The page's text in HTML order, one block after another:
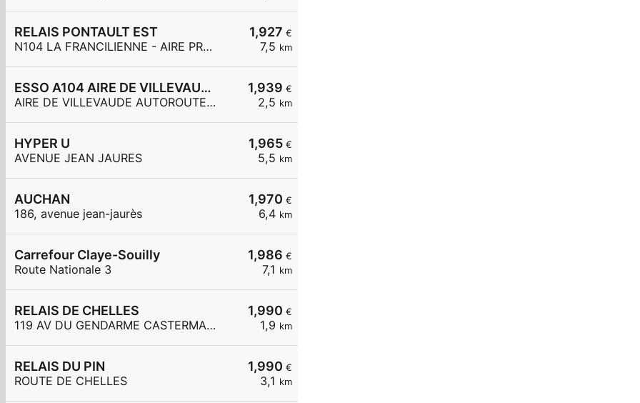
1,927 €
7,5 km
RELAIS PONTAULT EST
N104 LA FRANCILIENNE - AIRE PRE DE L'AULNES ET DE LA GDE MAR
1,939 €
2,5 km
ESSO A104 AIRE DE VILLEVAUDE
AIRE DE VILLEVAUDE AUTOROUTE A 104
1,965 €
5,5 km
HYPER U
AVENUE JEAN JAURES
1,970 €
6,4 km
AUCHAN
186, avenue jean-jaurès
1,986 €
7,1 km
Carrefour Claye-Souilly
Route Nationale 3
1,990 €
1,9 km
RELAIS DE CHELLES
119 AV DU GENDARME CASTERMANT
1,990 €
3,1 km
RELAIS DU PIN
ROUTE DE CHELLES